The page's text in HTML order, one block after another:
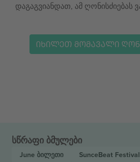
დაგაგვიანდათ, ამ ღონისძიებას
ᲘᲮᲘᲚᲔᲗ ᲛᲝᲛᲐᲕᲐᲚᲘ
სწრაფი ბმულები
June ბილეთი SunceBeat Festival